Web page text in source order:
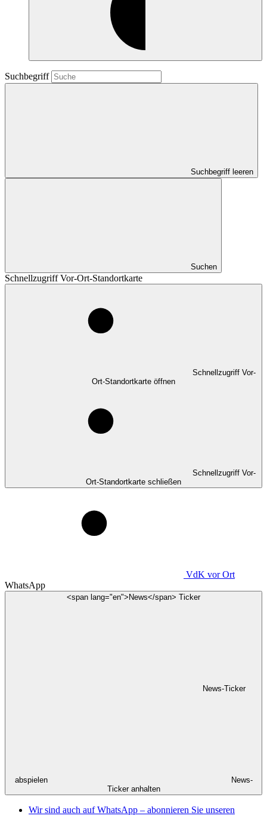
Suchbegriff
Suchbegriff leeren
Suchen
Schnellzugriff Vor-Ort-Standortkarte
Schnellzugriff Vor-
Ort-Standortkarte öffnen
Schnellzugriff Vor-
Ort-Standortkarte schließen
VdK vor Ort
WhatsApp
<span lang="en">News</span> Ticker
News-Ticker
abspielen
News-
Ticker anhalten
Wir sind auch auf WhatsApp – abonnieren Sie unseren